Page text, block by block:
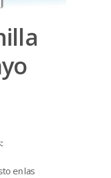
en las